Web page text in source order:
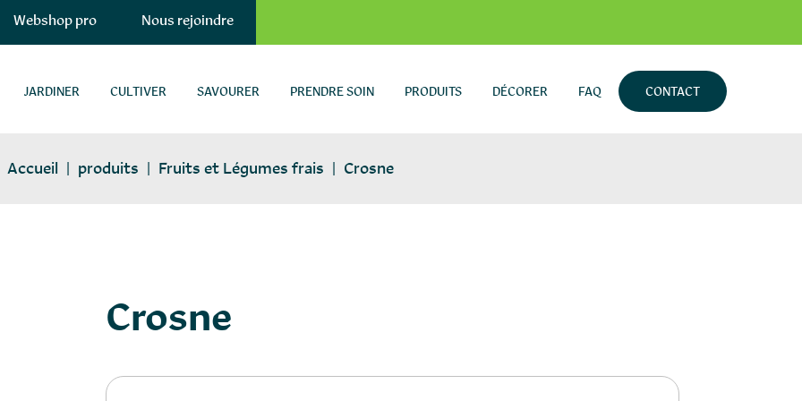
Webshop pro Nous rejoindre
JARDINER CULTIVER SAVOURER PRENDRE SOIN PRODUITS DÉCORER FAQ CONTACT
Accueil | produits | Fruits et Légumes frais | Crosne
Crosne